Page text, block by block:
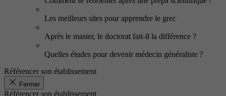
Les meilleurs sites pour apprendre le grec
Après le master, le doctorat fait-il la différence ?
Quelles études pour devenir médecin généraliste ?
Référencer son établissement
Fermer
Référencer son établissement